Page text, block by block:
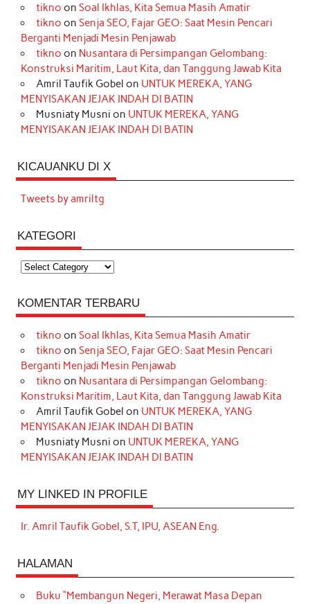
tikno on Soal Ikhlas, Kita Semua Masih Amatir
tikno on Senja SEO, Fajar GEO: Saat Mesin Pencari
Berganti Menjadi Mesin Penjawab
tikno on Nusantara di Persimpangan Gelombang:
Konstruksi Maritim, Laut Kita, dan Tanggung Jawab Kita
Amril Taufik Gobel on UNTUK MEREKA, YANG
MENYISAKAN JEJAK INDAH DI BATIN
Musniaty Musni on UNTUK MEREKA, YANG
MENYISAKAN JEJAK INDAH DI BATIN
KICAUANKU DI X
Tweets by amriltg
KATEGORI
Kategori
KOMENTAR TERBARU
tikno on Soal Ikhlas, Kita Semua Masih Amatir
tikno on Senja SEO, Fajar GEO: Saat Mesin Pencari
Berganti Menjadi Mesin Penjawab
tikno on Nusantara di Persimpangan Gelombang:
Konstruksi Maritim, Laut Kita, dan Tanggung Jawab Kita
Amril Taufik Gobel on UNTUK MEREKA, YANG
MENYISAKAN JEJAK INDAH DI BATIN
Musniaty Musni on UNTUK MEREKA, YANG
MENYISAKAN JEJAK INDAH DI BATIN
MY LINKED IN PROFILE
Ir. Amril Taufik Gobel, S.T, IPU, ASEAN Eng.
HALAMAN
Buku “Membangun Negeri, Merawat Masa Depan